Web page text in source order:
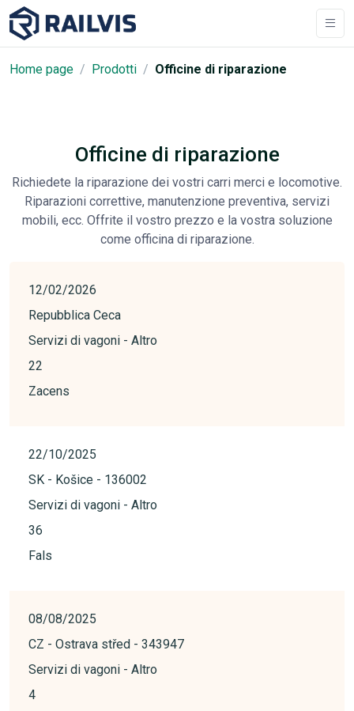
Home page Prodotti Officine di riparazione
Officine di riparazione
Richiedete la riparazione dei vostri carri merci e locomotive.
Riparazioni correttive, manutenzione preventiva, servizi
mobili, ecc. Offrite il vostro prezzo e la vostra soluzione
come officina di riparazione.
12/02/2026
Repubblica Ceca
Servizi di vagoni - Altro
22
Zacens
22/10/2025
SK - Košice - 136002
Servizi di vagoni - Altro
36
Fals
08/08/2025
CZ - Ostrava střed - 343947
Servizi di vagoni - Altro
4